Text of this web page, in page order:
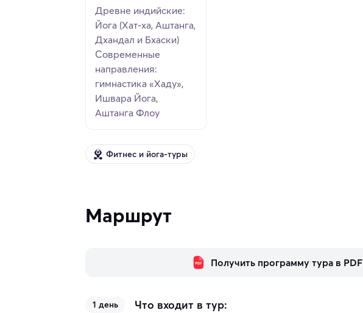
Древне индийские:
Йога (Хат-ха, Аштанга,
Дхандал и Бхаски)
Современные
направления:
гимнастика «Хаду»,
Ишвара Йога,
Аштанга Флоу
Фитнес и йога-туры
Маршрут
Получить программу тура в PDF
1 день Что входит в тур: